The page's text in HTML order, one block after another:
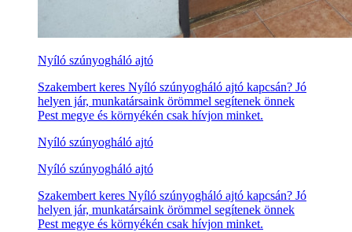
Nyíló szúnyogháló ajtó
Szakembert keres Nyíló szúnyogháló ajtó kapcsán? Jó
helyen jár, munkatársaink örömmel segítenek önnek
Pest megye és környékén csak hívjon minket.
Nyíló szúnyogháló ajtó
Nyíló szúnyogháló ajtó
Szakembert keres Nyíló szúnyogháló ajtó kapcsán? Jó
helyen jár, munkatársaink örömmel segítenek önnek
Pest megye és környékén csak hívjon minket.